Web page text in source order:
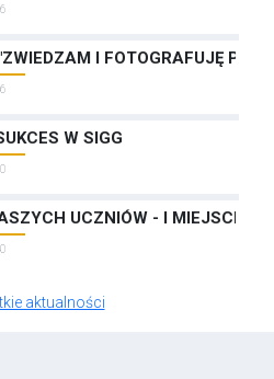
I FOTOGRAFUJĘ
W SIGG
UCZNIÓW - I MIEJSCE W
aktualności